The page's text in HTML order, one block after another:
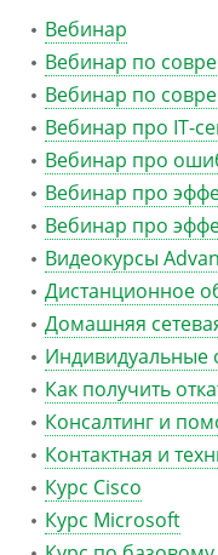
Вебинар
Вебинар по
Вебинар по
Вебинар про IT-
Вебинар про
Вебинар про
Вебинар про
Видеокурсы
Дистанционное
Домашняя
Индивидуальные
Как получить
Консалтинг и
Контактная и
Курс Cisco
Курс Microsoft